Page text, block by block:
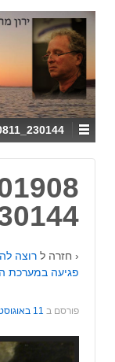
↓
SKIP
TO
MAIN
CONTENT
‹ חזרה ל רוצה
פגיעה במערכת
פורסם ב 11 באוגוסט 2019